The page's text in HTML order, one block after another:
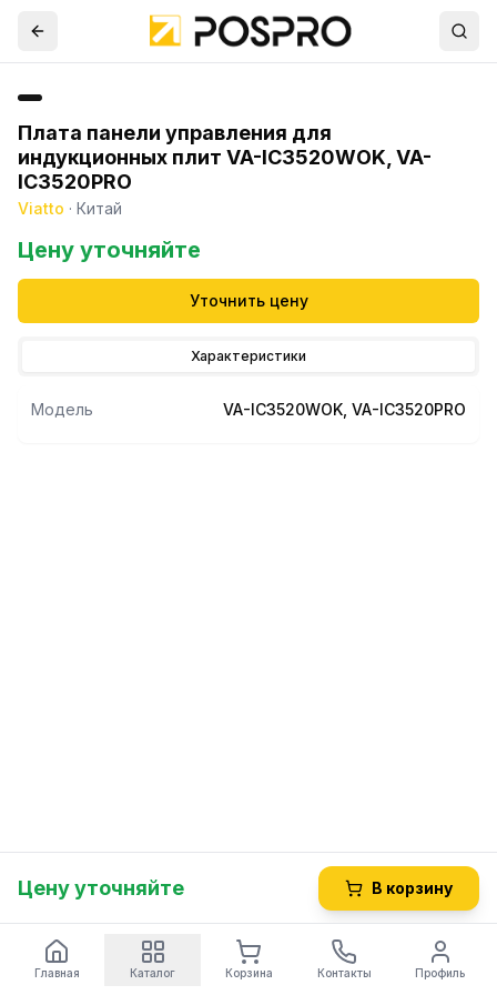
Плата панели управления для
индукционных плит VA-IC3520WOK, VA-
IC3520PRO
Viatto · Китай
Цену уточняйте
Уточнить цену
Характеристики
Модель VA-IC3520WOK, VA-IC3520PRO
Цену уточняйте В корзину
Главная Каталог Корзина Контакты Профиль